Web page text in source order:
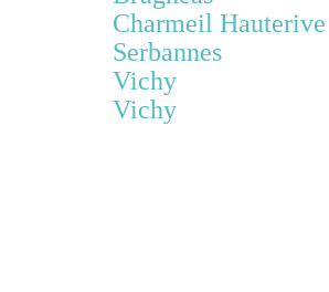
Charmeil
Serbannes
Vichy
Vichy